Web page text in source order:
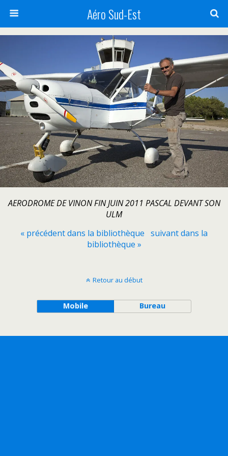
Aéro Sud-Est
AERODROME DE VINON FIN JUIN 2011 PASCAL DEVANT SON
ULM
« précédent dans la bibliothèque suivant dans la
bibliothèque »
Retour au début
Mobile Bureau